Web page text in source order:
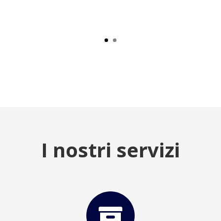
I nostri servizi
